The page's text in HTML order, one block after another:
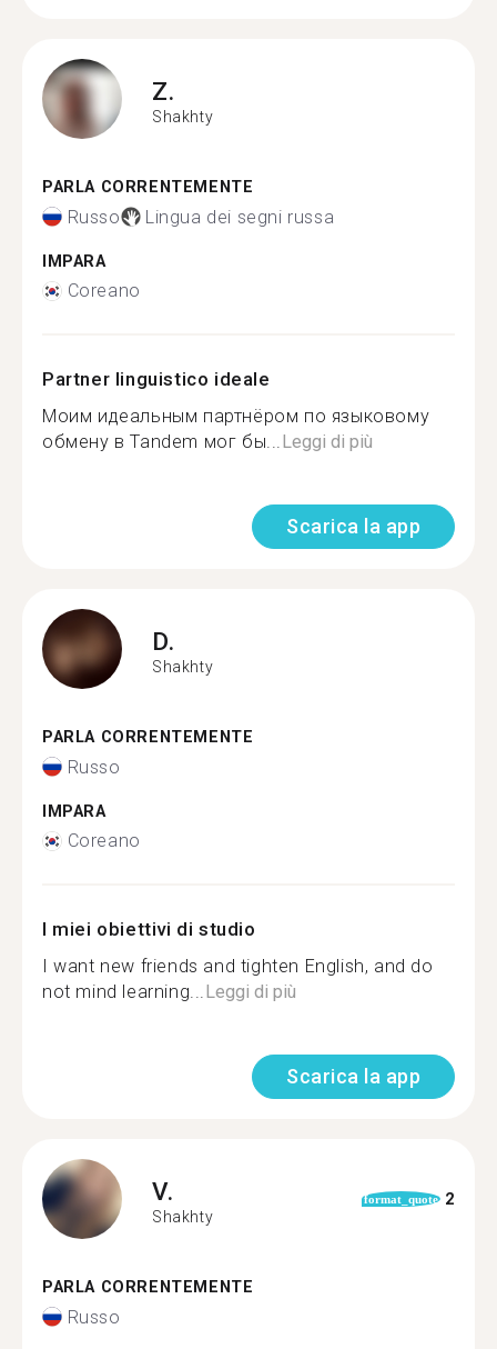
Z.
Shakhty
PARLA CORRENTEMENTE
Russo Lingua dei segni russa
IMPARA
Coreano
Partner linguistico ideale
Моим идеальным партнёром по языковому
обмену в Tandem мог бы...Leggi di più
Scarica la app
D.
Shakhty
PARLA CORRENTEMENTE
Russo
IMPARA
Coreano
I miei obiettivi di studio
I want new friends and tighten English, and do
not mind learning...Leggi di più
Scarica la app
V.
Shakhty
format_quote 2
PARLA CORRENTEMENTE
Russo